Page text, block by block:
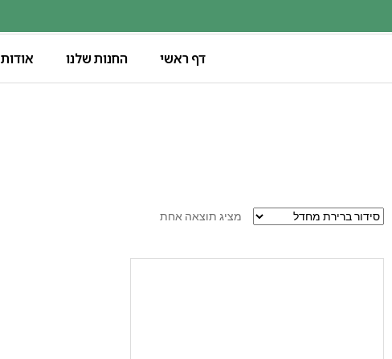
דף ראשי החנות שלנו אודות
מציג תוצאה אחת